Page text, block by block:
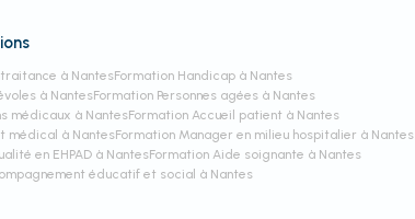
à NantesFormation Handicap à Nantes
à NantesFormation Personnes agées à Nantes
médicaux à NantesFormation Accueil patient à Nantes
médical à NantesFormation Manager en milieu hospitalier à Nantes
en EHPAD à NantesFormation Aide soignante à Nantes
éducatif et social à Nantes